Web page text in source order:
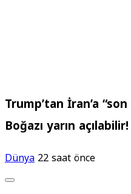
Trump’tan İran’a
Boğazı yarın açılabilir!
Dünya22 saat önce